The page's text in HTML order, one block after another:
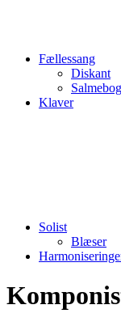
Fællessang
Diskant
Salmebog
Klaver
Solist
Blæser